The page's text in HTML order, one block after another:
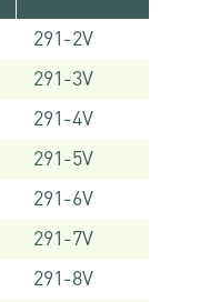
291-2V
291-3V
291-4V
291-5V
291-6V
291-7V
291-8V